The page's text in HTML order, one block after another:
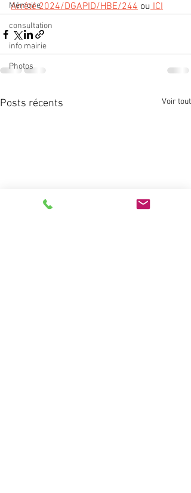
Mémoire
consultation
info mairie
Photos
Arrêté 2024/DGAPID/HBE/244 ou ICI
Posts récents Voir tout